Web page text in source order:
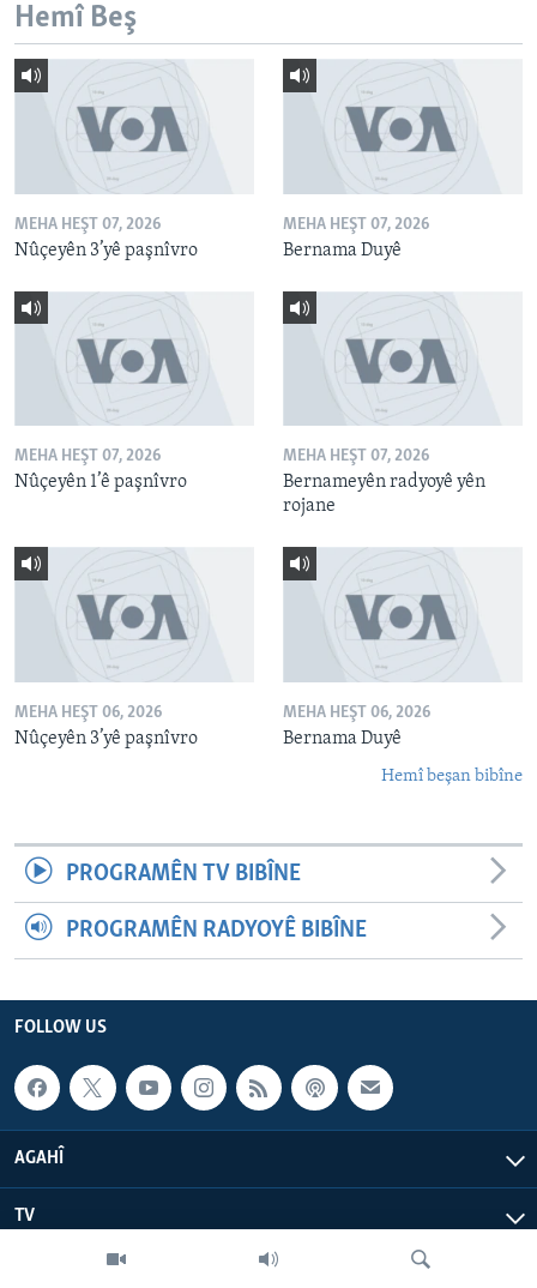
Zimanên Din
Hemî Beş
MEHA HEŞT 07, 2026
Nûçeyên 3’yê paşnîvro
MEHA HEŞT 07, 2026
Bernama Duyê
MEHA HEŞT 07, 2026
Nûçeyên 1’ê paşnîvro
MEHA HEŞT 07, 2026
Bernameyên radyoyê yên
rojane
MEHA HEŞT 06, 2026
Nûçeyên 3’yê paşnîvro
MEHA HEŞT 06, 2026
Bernama Duyê
Hemî beşan bibîne
PROGRAMÊN TV BIBÎNE
PROGRAMÊN RADYOYÊ BIBÎNE
FOLLOW US
AGAHÎ
TV